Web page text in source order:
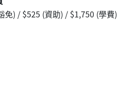
免) / $525 (資助) / $1,750 (學費)